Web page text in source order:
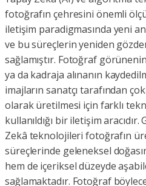
fotoğrafın çehresini önemli
iletişim paradigmasında yeni
ve bu süreçlerin yeniden
sağlamıştır. Fotoğraf
ya da kadraja alınanın
imajların sanatçı tarafından
olarak üretilmesi için farklı
kullanıldığı bir iletişim
Zekâ teknolojileri fotoğrafın
süreçlerinde geleneksel
hem de içeriksel düzeyde
sağlamaktadır. Fotoğraf